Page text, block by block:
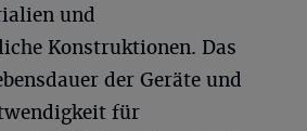
und
Konstruktionen. Das
der Geräte und
für